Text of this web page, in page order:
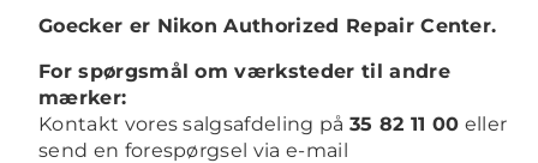
Goecker er Nikon Authorized Repair Center.
For spørgsmål om værksteder til andre
mærker:
Kontakt vores salgsafdeling på 35 82 11 00 eller
send en forespørgsel via e-mail